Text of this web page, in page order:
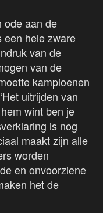
ode aan de
een hele zware
van de
van de
kampioenen
uitrijden van
wint ben je
is nog
maakt zijn alle
worden
en onvoorziene
het de